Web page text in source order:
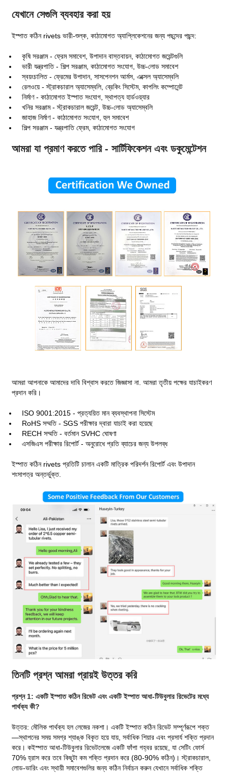
যেখানে সেগুলি ব্যবহার করা হয়
ইস্পাত কঠিন rivets ভারী-শুল্ক, কাঠামোগত অ্যাপ্লিকেশনের জন্য পছন্দের পছন্দ:
কৃষি সরঞ্জাম - ফ্রেম সমাবেশ, উপাদান বাস্তবায়ন, কাঠামোগত জয়েন্টগুলি
ভারী যন্ত্রপাতি - শিল্প সরঞ্জাম, কাঠামোগত সংযোগ, উচ্চ-লোড সমাবেশ
স্বয়ংচালিত - ফ্রেমের উপাদান, সাসপেনশন আর্মস, এক্সেল অ্যাসেম্বলি
রেলওয়ে - স্ট্রাকচারাল অ্যাসেম্বলি, ব্রেকিং সিস্টেম, কাপলিং কম্পোনেন্ট
নির্মাণ - কাঠামোগত ইস্পাত সংযোগ, স্থাপত্য হার্ডওয়্যার
খনির সরঞ্জাম - স্ট্রাকচারাল জয়েন্ট, উচ্চ-লোড অ্যাসেম্বলি
জাহাজ নির্মাণ - কাঠামোগত সংযোগ, হুল সমাবেশ
শিল্প সরঞ্জাম - যন্ত্রপাতি ফ্রেম, কাঠামোগত সংযোগ
আমরা যা প্রমাণ করতে পারি - সার্টিফিকেশন এবং ডকুমেন্টেশন
আমরা আপনাকে আমাদের দাবি বিশ্বাস করতে জিজ্ঞাসা না. আমরা তৃতীয় পক্ষের যাচাইকরণ
প্রদান করি।
ISO 9001:2015 - প্রত্যয়িত মান ব্যবস্থাপনা সিস্টেম
RoHS সম্মতি - SGS পরীক্ষার দ্বারা যাচাই করা হয়েছে
RECH সম্মতি - বর্তমান SVHC ঘোষণা
এসজিএস পরীক্ষার রিপোর্ট - অনুরোধে প্রতি ব্যাচের জন্য উপলব্ধ
ইস্পাত কঠিন rivets প্রতিটি চালান একটি মাত্রিক পরিদর্শন রিপোর্ট এবং উপাদান
শংসাপত্র অন্তর্ভুক্ত.
তিনটি প্রশ্ন আমরা প্রায়ই উত্তর করি
প্রশ্ন 1: একটি ইস্পাত কঠিন রিভেট এবং একটি ইস্পাত আধা-টিউবুলার রিভেটের মধ্যে
পার্থক্য কী?
উত্তর: মৌলিক পার্থক্য হল লেজের নকশা। একটি ইস্পাত কঠিন রিভেট সম্পূর্ণরূপে শক্ত
—স্থাপনের সময় সমগ্র শ্যাঙ্ক বিকৃত হয়ে যায়, সর্বাধিক শিয়ার এবং প্রসার্য শক্তি প্রদান
করে। কইস্পাত আধা-টিউবুলার রিভেটলেজে একটি ফাঁপা গহ্বর রয়েছে, যা সেটিং ফোর্স
70% হ্রাস করে তবে কিছুটা কম শক্তি প্রদান করে (80-90% কঠিন)। স্ট্রাকচারাল,
লোড-ভারিং এবং স্থায়ী সমাবেশগুলির জন্য কঠিন নির্বাচন করুন যেখানে সর্বাধিক শক্তি